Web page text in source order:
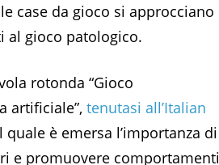
case da gioco si approcciano
al gioco patologico.
rotonda “Gioco
artificiale”, tenutasi all’Italian
è emersa l’importanza di
e promuovere comportamenti